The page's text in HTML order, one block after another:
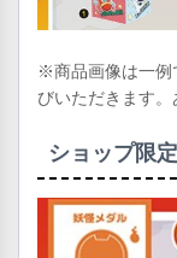
※商品画像は一例
びいただきます。
ショップ限